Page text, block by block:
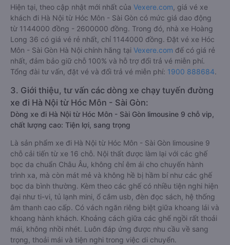
Hiện tại, theo cập nhật mới nhất của Vexere.com , giá vé xe
khách đi Hà Nội từ Hóc Môn - Sài Gòn có mức giá dao động
từ 1144000 đồng - 2600000 đồng. Trong đó, nhà xe Hoàng
Long 36 có giá vé rẻ nhất, chỉ 1144000 đồng. Đặt vé xe Hóc
Môn - Sài Gòn Hà Nội chính hãng tại Vexere.com để có giá rẻ
nhất, đảm bảo giữ chỗ 100% và hỗ trợ đổi trả vé miễn phí.
Tổng đài tư vấn, đặt vé và đổi trả vé miễn phí: 1900 888684.
3. Giới thiệu, tư vấn các dòng xe chạy tuyến đường
xe đi Hà Nội từ Hóc Môn - Sài Gòn:
Dòng xe đi Hà Nội từ Hóc Môn - Sài Gòn limousine 9 chỗ vip,
chất lượng cao: Tiện lợi, sang trọng
Là sản phẩm xe đi Hà Nội từ Hóc Môn - Sài Gòn limousine 9
chỗ cải tiến từ xe 16 chỗ. Nội thất được làm lại với các ghế
bọc da chuẩn Châu Âu, không chỉ êm ái cho chuyến hành
trình xa, mà còn mát mẻ và không hề bị hầm bí như các ghế
bọc da bình thường. Kèm theo các ghế có nhiều tiện nghi hiện
đại như ti-vi, tủ lạnh mini, ổ cắm usb, đèn đọc sách, hệ thống
âm thanh cao cấp. Có vách ngăn riêng biệt giữa khoang lái và
khoang hành khách. Khoảng cách giữa các ghế ngồi rất thoải
mái, không nhồi nhét. Luôn đáp ứng được nhu cầu về sang
trọng, thoải mái và tiện nghi trong việc di chuyển.